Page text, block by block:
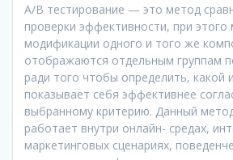
A/B тестирование — это метод
проверки эффективности, при этого
модификации одного и того же
отображаются отдельным группам
ради того чтобы определить, какой
показывает себя эффективнее
выбранному критерию. Данный
работает внутри онлайн- средах,
маркетинговых сценариях,